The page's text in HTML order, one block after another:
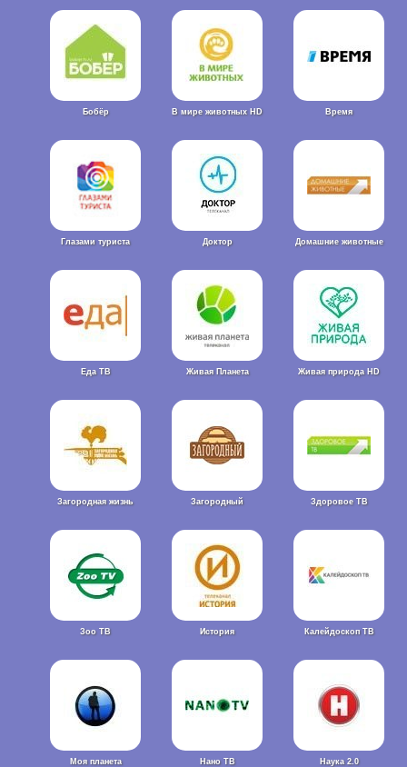
Бобёр В мире животных HD Время
Глазами туриста Доктор Домашние животные
Еда ТВ Живая Планета Живая природа HD
Загородная жизнь Загородный Здоровое ТВ
Зоо ТВ История Калейдоскоп ТВ
Моя планета Нано ТВ Наука 2.0